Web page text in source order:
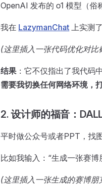
OpenAI 发布的 o1 模型（俗
我在 LazymanChat 上实测
(这里插入一张代码优化对
结果 ：它不仅指出了我代码
需要我切换任何网络环境，
2. 设计师的福音：
平时做公众号或者PPT，找
比如我输入：“生成一张赛
(这里插入一张生成的赛博